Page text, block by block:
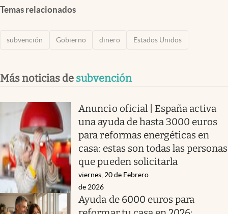
Temas relacionados
subvención Gobierno dinero Estados Unidos
Más noticias de subvención
Anuncio oficial | España activa
una ayuda de hasta 3000 euros
para reformas energéticas en
casa: estas son todas las personas
que pueden solicitarla
viernes, 20 de Febrero
de 2026
Ayuda de 6000 euros para